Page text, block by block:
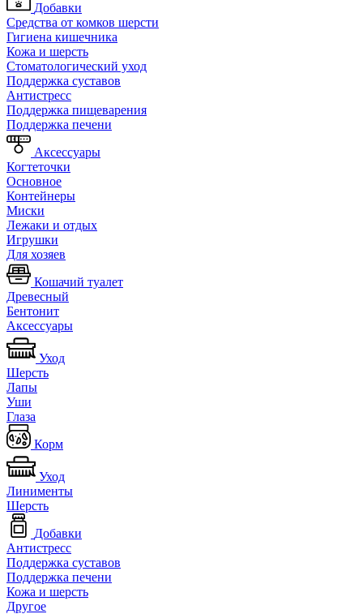
Добавки
Средства от комков шерсти
Гигиена кишечника
Кожа и шерсть
Cтоматологический уход
Поддержка суставов
Антистресс
Поддержка пищеварения
Поддержка печени
Аксессуары
Когтеточки
Основное
Контейнеры
Миски
Лежаки и отдых
Игрушки
Для хозяев
Кошачий туалет
Древесный
Бентонит
Аксессуары
Уход
Шерсть
Лапы
Уши
Глаза
Корм
Уход
Линименты
Шерсть
Добавки
Антистресс
Поддержка суставов
Поддержка печени
Кожа и шерсть
Другое